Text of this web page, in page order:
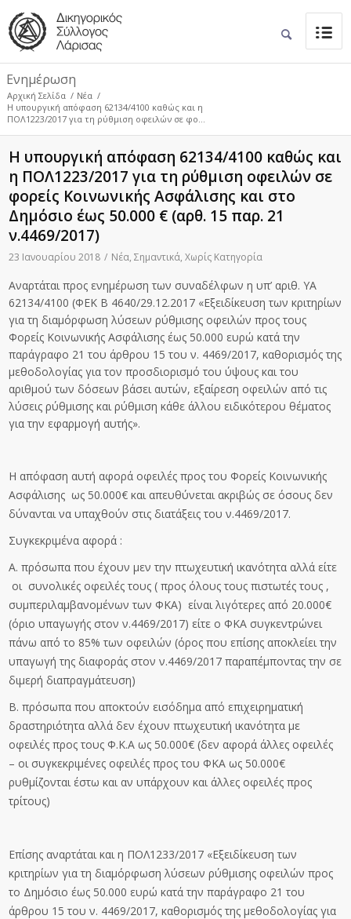
Ενημέρωση
Αρχική Σελίδα / Νέα /
Η υπουργική απόφαση 62134/4100 καθώς και η
ΠΟΛ1223/2017 για τη ρύθμιση οφειλών σε φο...
Η υπουργική απόφαση 62134/4100 καθώς και
η ΠΟΛ1223/2017 για τη ρύθμιση οφειλών σε
φορείς Κοινωνικής Ασφάλισης και στο
Δημόσιο έως 50.000 € (αρθ. 15 παρ. 21
ν.4469/2017)
23 Ιανουαρίου 2018 / Νέα,Σημαντικά,Χωρίς Κατηγορία
Αναρτάται προς ενημέρωση των συναδέλφων η υπ’ αριθ. ΥΑ
62134/4100 (ΦΕΚ Β 4640/29.12.2017 «Εξειδίκευση των κριτηρίων
για τη διαμόρφωση λύσεων ρύθμισης οφειλών προς τους
Φορείς Κοινωνικής Ασφάλισης έως 50.000 ευρώ κατά την
παράγραφο 21 του άρθρου 15 του ν. 4469/2017, καθορισμός της
μεθοδολογίας για τον προσδιορισμό του ύψους και του
αριθμού των δόσεων βάσει αυτών, εξαίρεση οφειλών από τις
λύσεις ρύθμισης και ρύθμιση κάθε άλλου ειδικότερου θέματος
για την εφαρμογή αυτής».
Η απόφαση αυτή αφορά οφειλές προς του Φορείς Κοινωνικής
Ασφάλισης ως 50.000€ και απευθύνεται ακριβώς σε όσους δεν
δύνανται να υπαχθούν στις διατάξεις του ν.4469/2017.
Συγκεκριμένα αφορά :
Α. πρόσωπα που έχουν μεν την πτωχευτική ικανότητα αλλά είτε
οι συνολικές οφειλές τους ( προς όλους τους πιστωτές τους ,
συμπεριλαμβανομένων των ΦΚΑ) είναι λιγότερες από 20.000€
(όριο υπαγωγής στον ν.4469/2017) είτε ο ΦΚΑ συγκεντρώνει
πάνω από το 85% των οφειλών (όρος που επίσης αποκλείει την
υπαγωγή της διαφοράς στον ν.4469/2017 παραπέμποντας την σε
διμερή διαπραγμάτευση)
Β. πρόσωπα που αποκτούν εισόδημα από επιχειρηματική
δραστηριότητα αλλά δεν έχουν πτωχευτική ικανότητα με
οφειλές προς τους Φ.Κ.Α ως 50.000€ (δεν αφορά άλλες οφειλές
– οι συγκεκριμένες οφειλές προς του ΦΚΑ ως 50.000€
ρυθμίζονται έστω και αν υπάρχουν και άλλες οφειλές προς
τρίτους)
Επίσης αναρτάται και η ΠΟΛ1233/2017 «Εξειδίκευση των
κριτηρίων για τη διαμόρφωση λύσεων ρύθμισης οφειλών προς
το Δημόσιο έως 50.000 ευρώ κατά την παράγραφο 21 του
άρθρου 15 του ν. 4469/2017, καθορισμός της μεθοδολογίας για